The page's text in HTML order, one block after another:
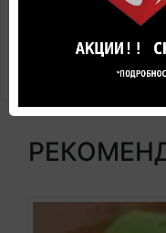
по цене
салоне